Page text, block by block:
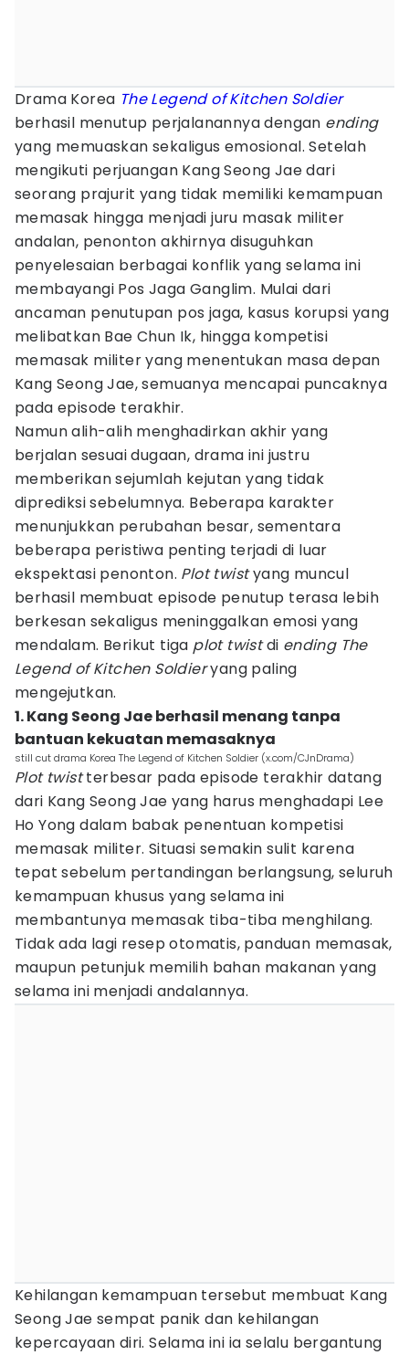
Drama Korea The Legend of Kitchen Soldier
berhasil menutup perjalanannya dengan ending
yang memuaskan sekaligus emosional. Setelah
mengikuti perjuangan Kang Seong Jae dari
seorang prajurit yang tidak memiliki kemampuan
memasak hingga menjadi juru masak militer
andalan, penonton akhirnya disuguhkan
penyelesaian berbagai konflik yang selama ini
membayangi Pos Jaga Ganglim. Mulai dari
ancaman penutupan pos jaga, kasus korupsi yang
melibatkan Bae Chun Ik, hingga kompetisi
memasak militer yang menentukan masa depan
Kang Seong Jae, semuanya mencapai puncaknya
pada episode terakhir.
Namun alih-alih menghadirkan akhir yang
berjalan sesuai dugaan, drama ini justru
memberikan sejumlah kejutan yang tidak
diprediksi sebelumnya. Beberapa karakter
menunjukkan perubahan besar, sementara
beberapa peristiwa penting terjadi di luar
ekspektasi penonton. Plot twistyang muncul
berhasil membuat episode penutup terasa lebih
berkesan sekaligus meninggalkan emosi yang
mendalam. Berikut tiga plot twistdi ending The
Legend of Kitchen Soldieryang paling
mengejutkan.
1. Kang Seong Jae berhasil menang tanpa
bantuan kekuatan memasaknya
still cut drama Korea The Legend of Kitchen Soldier (x.com/CJnDrama)
Plot twistterbesar pada episode terakhir datang
dari Kang Seong Jae yang harus menghadapi Lee
Ho Yong dalam babak penentuan kompetisi
memasak militer. Situasi semakin sulit karena
tepat sebelum pertandingan berlangsung, seluruh
kemampuan khusus yang selama ini
membantunya memasak tiba-tiba menghilang.
Tidak ada lagi resep otomatis, panduan memasak,
maupun petunjuk memilih bahan makanan yang
selama ini menjadi andalannya.
Kehilangan kemampuan tersebut membuat Kang
Seong Jae sempat panik dan kehilangan
kepercayaan diri. Selama ini ia selalu bergantung